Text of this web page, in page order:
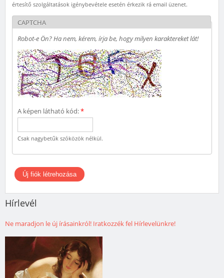
értesítő szolgáltatások igénybevétele esetén érkezik rá email üzenet.
CAPTCHA
Robot-e Ön? Ha nem, kérem, írja be, hogy milyen karaktereket lát!
A képen látható kód:*
Csak nagybetűk szóközök nélkül.
Hírlevél
Ne maradjon le új írásainkról! Iratkozzék fel Hírlevelünkre!